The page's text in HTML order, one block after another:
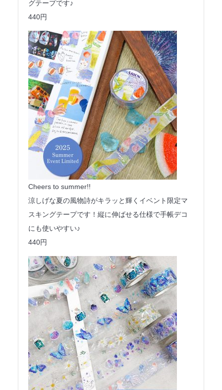
グテープです♪
440円
Cheers to summer!!
涼しげな夏の風物詩がキラッと輝くイベント限定マ
スキングテープです！縦に伸ばせる仕様で手帳デコ
にも使いやすい♪
440円